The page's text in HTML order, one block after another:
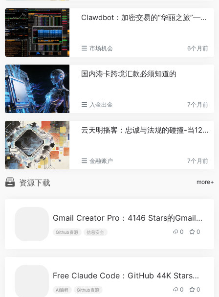
74
香港保险业联会回应“内地对境外保
单收益征税20%”传闻：有关部门尚未发
布正式政策文件
75
Gate Launchpool SNDKG 质押热
度升温，ETH 与 BTC 质押规模超
15,000 ETH、900 BTC
76
交易员Loracle增持HYPE空单规模
至3044万美元，7天已亏损227万美元
77
马斯克的AI百科Grokipedia被曝数
月未更新，编辑请求无人处理
78
AI基础设施公司Firmus完成20亿美
元融资，投后估值超105亿美元
79
宇树科技王兴兴身家有望超200亿
元
80
球最大私人黄金持有者
智能链托管恶意指令，每天数千台设备
Clawdbot：加密交易的“华丽之旅”——从安装到破产
市场机会 6个月前
国内港卡跨境汇款必须知道的
入金出金 7个月前
云天明播客：忠诚与法规的碰撞-当12年老粉撞上KYC铁墙
金融账户 7个月前
资源下载 more+
Gmail Creator Pro：4146 Stars的Gmail批量注册工具，技术完整但合规存疑
Github资源 信息安全 0 0
Free Claude Code：GitHub 44K Stars，把Claude Code变成免费工具的代理层，支持30+模型自由切换
AI编程 Github资源 0 0